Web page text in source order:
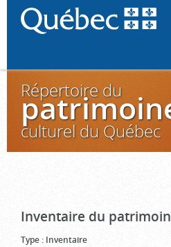
Répertoire du
culturel du Québec
Inventaire du
Type : Inventaire